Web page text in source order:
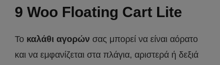
9 Woo Floating Cart Lite
Το καλάθι αγορών σας μπορεί να είναι αόρατο
και να εμφανίζεται στα πλάγια, αριστερά ή δεξιά